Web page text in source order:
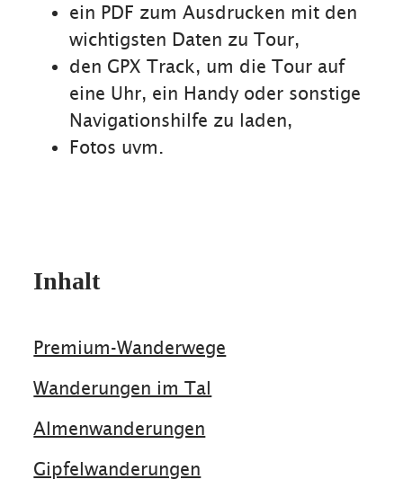
ein PDF zum Ausdrucken mit den
wichtigsten Daten zu Tour,
den GPX Track, um die Tour auf
eine Uhr, ein Handy oder sonstige
Navigationshilfe zu laden,
Fotos uvm.
Inhalt
Premium-Wanderwege
Wanderungen im Tal
Almenwanderungen
Gipfelwanderungen